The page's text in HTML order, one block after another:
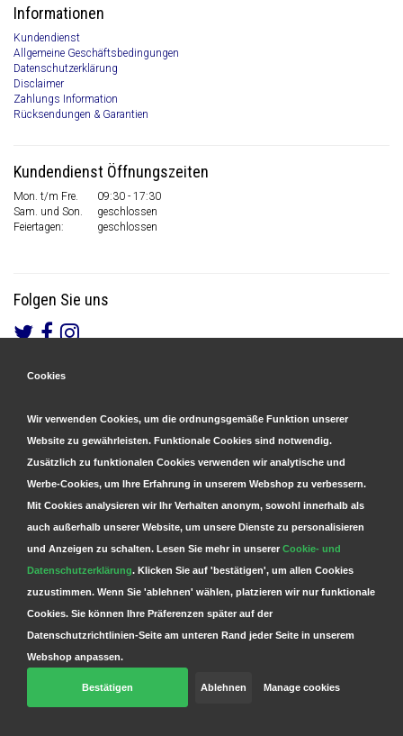
Informationen
Kundendienst
Allgemeine Geschäftsbedingungen
Datenschutzerklärung
Disclaimer
Zahlungs Information
Rücksendungen & Garantien
Kundendienst Öffnungszeiten
Mon. t/m Fre.
09:30 - 17:30
Sam. und Son.
geschlossen
Feiertagen:
geschlossen
Folgen Sie uns
© Copyright 2026 Parts4GSM - Design byWebdinge.nl
Cookies
Wir verwenden Cookies, um die ordnungsgemäße Funktion unserer
Website zu gewährleisten. Funktionale Cookies sind notwendig.
Zusätzlich zu funktionalen Cookies verwenden wir analytische und
Werbe-Cookies, um Ihre Erfahrung in unserem Webshop zu verbessern.
Mit Cookies analysieren wir Ihr Verhalten anonym, sowohl innerhalb als
auch außerhalb unserer Website, um unsere Dienste zu personalisieren
und Anzeigen zu schalten. Lesen Sie mehr in unserer Cookie- und
Datenschutzerklärung. Klicken Sie auf 'bestätigen', um allen Cookies
zuzustimmen. Wenn Sie 'ablehnen' wählen, platzieren wir nur funktionale
Cookies. Sie können Ihre Präferenzen später auf der
Datenschutzrichtlinien-Seite am unteren Rand jeder Seite in unserem
Webshop anpassen.
Bestätigen Ablehnen Manage cookies